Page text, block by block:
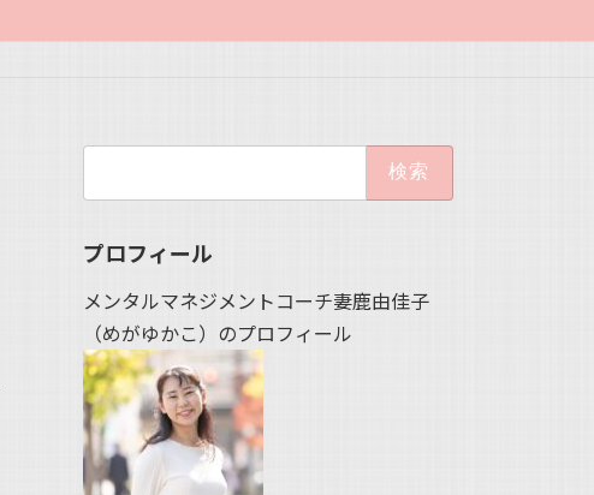
プロフィール
メンタルマネジメントコーチ妻鹿由佳子
（めがゆかこ）のプロフィール